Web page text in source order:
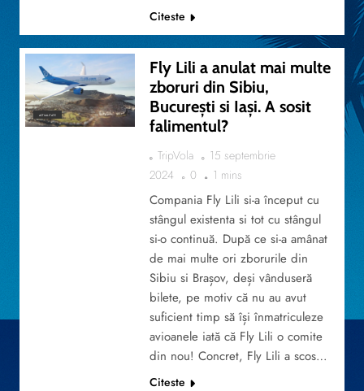
Citeste
ACTUALITATE
Fly Lili a anulat mai multe
zboruri din Sibiu,
București si Iași. A sosit
falimentul?
TripVola
15 septembrie
2024
0 1 mins
Compania Fly Lili si-a început cu
stângul existenta si tot cu stângul
si-o continuă. După ce si-a amânat
de mai multe ori zborurile din
Sibiu si Brașov, deși vânduseră
bilete, pe motiv că nu au avut
suficient timp să își înmatriculeze
avioanele iată că Fly Lili o comite
din nou! Concret, Fly Lili a scos…
Citeste